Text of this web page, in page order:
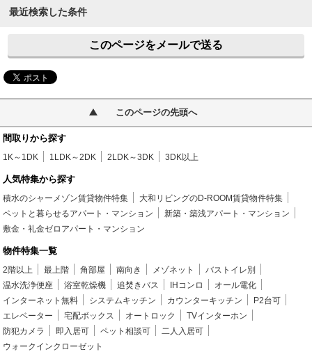
最近検索した条件
このページをメールで送る
このページの先頭へ
間取りから探す
1K～1DK 1LDK～2DK 2LDK～3DK 3DK以上
人気特集から探す
積水のシャーメゾン賃貸物件特集
大和リビングのD-ROOM賃貸物件特集
ペットと暮らせるアパート・マンション
新築・築浅アパート・マンション
敷金・礼金ゼロアパート・マンション
物件特集一覧
2階以上 最上階 角部屋 南向き メゾネット
バストイレ別
温水洗浄便座
浴室乾燥機 追焚きバス IHコンロ
オール電化
インターネット無料
システムキッチン カウンターキッチン
P2台可
エレベーター
宅配ボックス オートロック
TVインターホン
防犯カメラ
即入居可 ペット相談可
二人入居可
ウォークインクローゼット